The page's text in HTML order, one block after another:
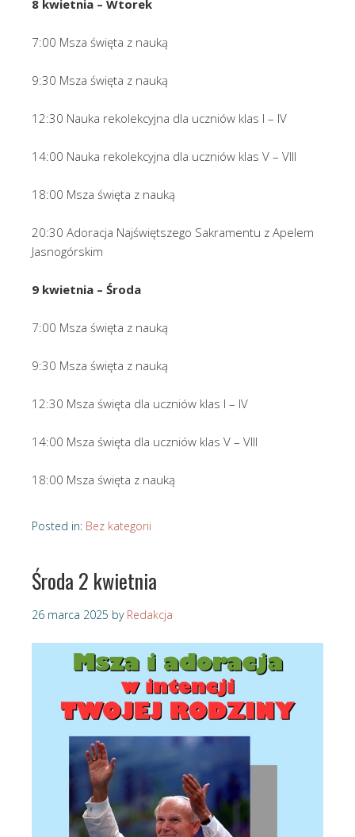
8 kwietnia – Wtorek
7:00 Msza święta z nauką
9:30 Msza święta z nauką
12:30 Nauka rekolekcyjna dla uczniów klas I – IV
14:00 Nauka rekolekcyjna dla uczniów klas V – VIII
18:00 Msza święta z nauką
20:30 Adoracja Najświętszego Sakramentu z Apelem
Jasnogórskim
9 kwietnia – Środa
7:00 Msza święta z nauką
9:30 Msza święta z nauką
12:30 Msza święta dla uczniów klas I – IV
14:00 Msza święta dla uczniów klas V – VIII
18:00 Msza święta z nauką
Posted in: Bez kategorii
Środa 2 kwietnia
26 marca 2025 by Redakcja